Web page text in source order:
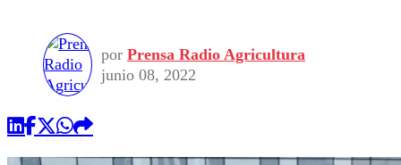
Torneo Internacional
Torneo Nacional
Universidad Católica
Nacional
Política
Programas
Comercial
por Prensa Radio Agricultura
junio 08, 2022